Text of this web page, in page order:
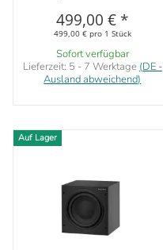
499,00 € *
499,00 € pro 1 Stück
Sofort verfügbar
Lieferzeit: 5 - 7 Werktage (DE -
Ausland abweichend)
Auf Lager